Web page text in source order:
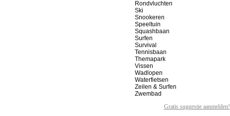
Rondvluchten
Ski
Snookeren
Speeltuin
Squashbaan
Surfen
Survival
Tennisbaan
Themapark
Vissen
Wadlopen
Waterfietsen
Zeilen & Surfen
Zwembad
Gratis suggestie aanmelden!